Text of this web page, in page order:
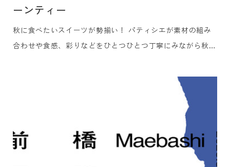
ーンティー
秋に食べたいスイーツが勢揃い！ パティシエが素材の組み
合わせや食感、彩りなどをひとつひとつ丁寧にみながら秋味
贅沢に3品をご用意しました。美食ガイド『ゴ・エ・ミヨ』
に5年連続掲載の白井屋ホテルのメインダイニング「白井屋
ザ・レストラン」を率いるヘッドシェフ、片山ひろが地元の
季節の食材の旨みを一口サイズの世界に凝縮しました。